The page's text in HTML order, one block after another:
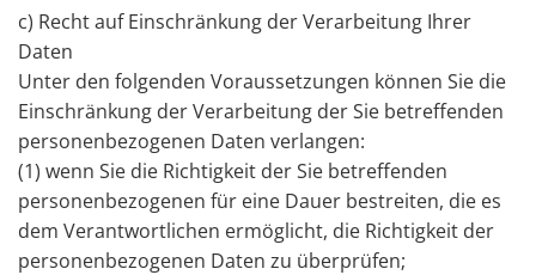
c) Recht auf Einschränkung der Verarbeitung Ihrer
Daten
Unter den folgenden Voraussetzungen können Sie die
Einschränkung der Verarbeitung der Sie betreffenden
personenbezogenen Daten verlangen:
(1) wenn Sie die Richtigkeit der Sie betreffenden
personenbezogenen für eine Dauer bestreiten, die es
dem Verantwortlichen ermöglicht, die Richtigkeit der
personenbezogenen Daten zu überprüfen;